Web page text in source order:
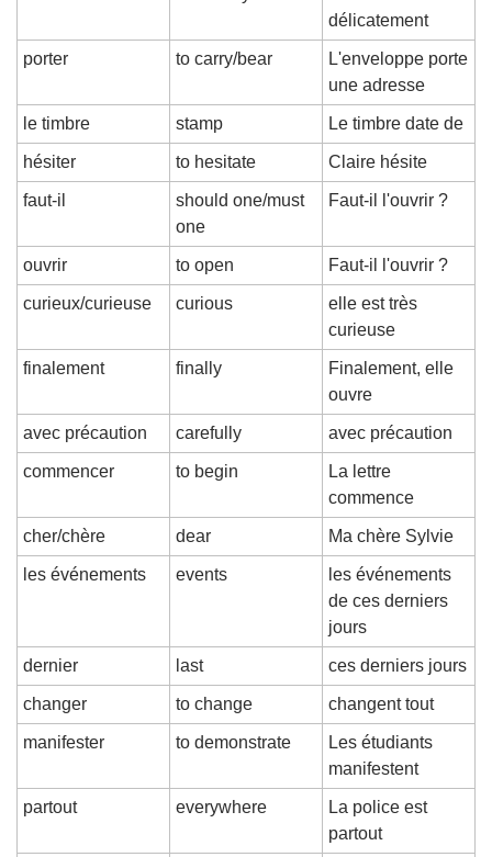
délicatement
porter to carry/bear
L'enveloppe porte
une adresse
le timbre stamp Le timbre date de
hésiter to hesitate Claire hésite
faut-il
should one/must
one
Faut-il l'ouvrir ?
ouvrir to open Faut-il l'ouvrir ?
curieux/curieuse curious
elle est très
curieuse
finalement finally
Finalement, elle
ouvre
avec précaution carefully avec précaution
commencer to begin
La lettre
commence
cher/chère dear Ma chère Sylvie
les événements events
les événements
de ces derniers
jours
dernier last ces derniers jours
changer to change changent tout
manifester to demonstrate
Les étudiants
manifestent
partout everywhere
La police est
partout